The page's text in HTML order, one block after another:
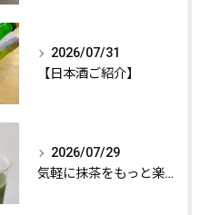
2026/07/31
【日本酒ご紹介】
2026/07/29
気軽に抹茶をもっと楽しむ、おすすめの飲み方の紹介: